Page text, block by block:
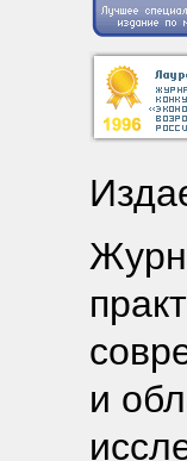
и